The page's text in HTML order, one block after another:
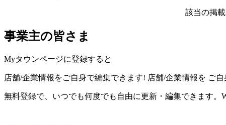
該当の掲
事業主の皆さま
Myタウンページに登録すると
店舗/企業情報をご自身で編集できます! 店舗/企業情報を ご
無料登録で、いつでも何度でも自由に更新・編集できます。